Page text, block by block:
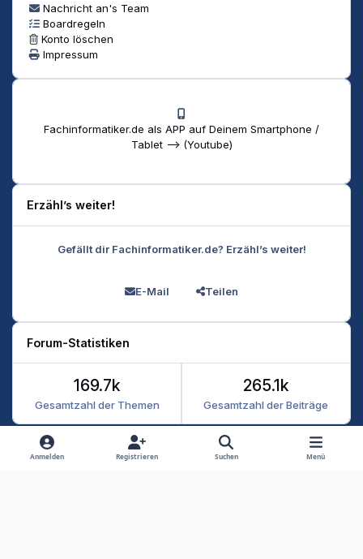
Nachricht an's Team
Boardregeln
Konto löschen
Impressum
Fachinformatiker.de als APP auf Deinem Smartphone /
Tablet --> (Youtube)
Erzähl’s weiter!
Gefällt dir Fachinformatiker.de? Erzähl’s weiter!
E-Mail Teilen
Forum-Statistiken
Gesamtzahl der Themen
169.7k
Gesamtzahl der Beiträge
265.1k
Heller Modus
Dunkler Modus
Systemeinstellung
Anmelden Registrieren Suchen Menü